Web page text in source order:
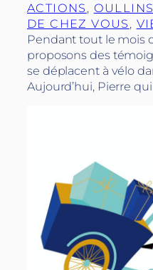
ACTIONS , OULLINS
DE CHEZ VOUS ,
Pendant tout le mois
proposons des
se déplacent à vélo
Aujourd’hui, Pierre